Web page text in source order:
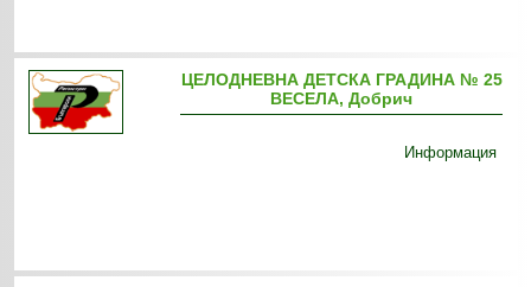
ЦЕЛОДНЕВНА ДЕТСКА ГРАДИНА № 25
ВЕСЕЛА, Добрич
Информация